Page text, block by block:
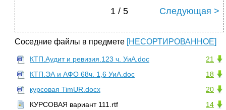
1 / 5 Следующая >
Соседние файлы в предмете [НЕСОРТИРОВАННОЕ]
21
КТП.Аудит и ревизия.123 ч. УиА.doc
18
КТП.ЭА и АФО 68ч. 1,6 УиА.doc
20
курсовая TimUR.docx
14
КУРСОВАЯ вариант 111.rtf